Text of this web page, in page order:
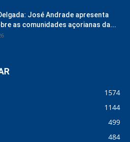
José Andrade apresenta
as comunidades açorianas da...
1574
1144
499
484